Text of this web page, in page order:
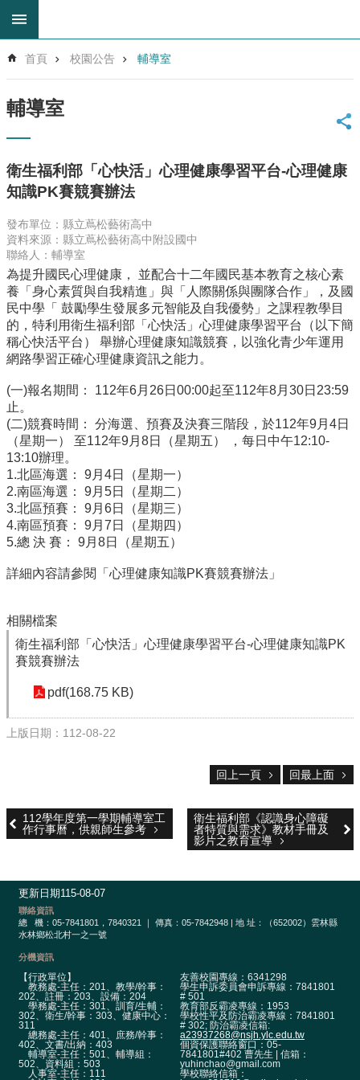
跳到主要內容區塊
階
搜
首
頁
網
站
覽
雲
林
縣
教
育
網
校
登
入
平
台
校
園
公
告
選
認
識
本
政
單
單
位
學
成
果
涯
輔
導
招
生
資
首頁 校園公告 輔導室
輔導室
衛生福利部「心快活」心理健康學習平台-心理健康
知識PK賽競賽辦法
發布單位：縣立蔦松藝術高中
資料來源：縣立蔦松藝術高中附設國中
聯絡人：輔導室
為提升國民心理健康， 並配合十二年國民基本教育之核心素
養「身心素質與自我精進」與「人際關係與團隊合作」，及國
民中學「 鼓勵學生發展多元智能及自我優勢」之課程教學目
的，特利用衛生福利部「心快活」心理健康學習平台（以下簡
稱心快活平台） 舉辦心理健康知識競賽，以強化青少年運用
網路學習正確心理健康資訊之能力。
(一)報名期間： 112年6月26日00:00起至112年8月30日23:59
止。
(二)競賽時間： 分海選、預賽及決賽三階段，於112年9月4日
（星期一） 至112年9月8日（星期五） ，每日中午12:10-
13:10辦理。
1.北區海選： 9月4日（星期一）
2.南區海選： 9月5日（星期二）
3.北區預賽： 9月6日（星期三）
4.南區預賽： 9月7日（星期四）
5.總 決 賽： 9月8日（星期五）
詳細內容請參閱「心理健康知識PK賽競賽辦法」
相關檔案
衛生福利部「心快活」心理健康學習平台-心理健康知識PK
賽競賽辦法
pdf(168.75 KB)
上版日期：112-08-22
回上一頁 回最上面
112學年度第一學期輔導室工
作行事曆，供親師生參考
衛生福利部《認識身心障礙
者特質與需求》教材手冊及
影片之教育宣導
更新日期115-08-07
聯絡資訊
總
機：05-7841801，7840321 ｜ 傳真：05-7842948 | 地 址：（652002）雲林縣
水林鄉松北村一之一號
分機資訊
【行政單位】
教務處-主任：201、教學/幹事：
202、註冊：203、設備：204
學務處-主任：301、訓育/生輔：
302、衛生/幹事：303、健康中心：
311
總務處-主任：401、庶務/幹事：
402、文書/出納：403
輔導室-主任：501、輔導組：
502、資料組：503
人事室-主任：111
友善校園專線：6341298
學生申訴委員會申訴專線：7841801
# 501
教育部反霸凌專線：1953
學校性平及防治霸凌專線：7841801
# 302; 防治霸凌信箱:
a23937268@nsjh.ylc.edu.tw
個資保護聯絡窗口：05-
7841801#402 曹先生 | 信箱：
yuhinchao@gmail.com
學校聯絡信箱：